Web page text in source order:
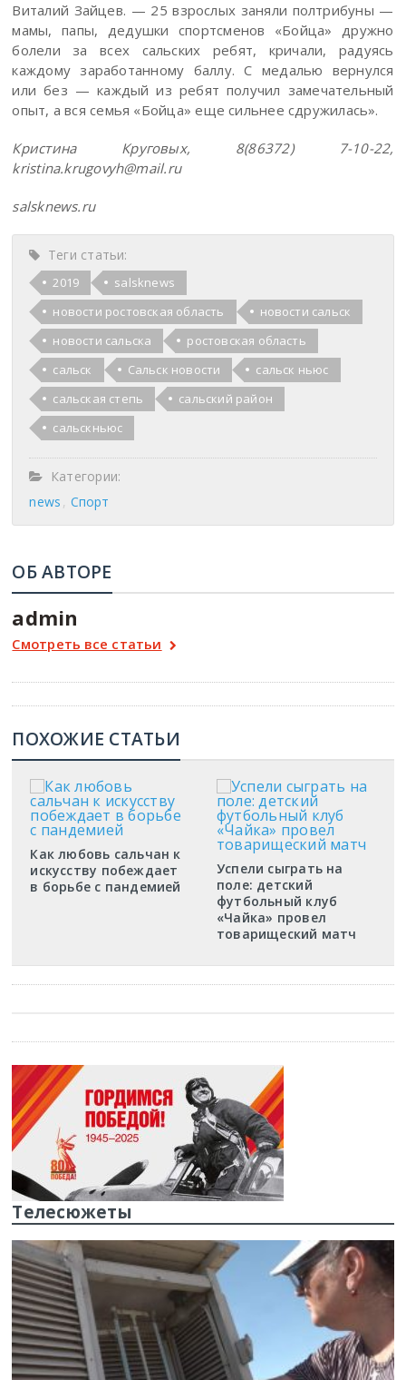
Виталий Зайцев. — 25 взрослых заняли полтрибуны —
мамы, папы, дедушки спортсменов «Бойца» дружно
болели за всех сальских ребят, кричали, радуясь
каждому заработанному баллу. С медалью вернулся
или без — каждый из ребят получил замечательный
опыт, а вся семья «Бойца» еще сильнее сдружилась».
Кристина Круговых, 8(86372) 7-10-22,
kristina.krugovyh@mail.ru
salsknews.ru
Теги статьи:
2019
salsknews
новости ростовская область
новости сальск
новости сальска
ростовская область
сальск
Сальск новости
сальск ньюс
сальская степь
сальский район
сальскньюс
Категории:
news
Спорт
ОБ АВТОРЕ
admin
Смотреть все статьи
ПОХОЖИЕ СТАТЬИ
Как любовь сальчан к
искусству побеждает
в борьбе с пандемией
Успели сыграть на
поле: детский
футбольный клуб
«Чайка» провел
товарищеский матч
Телесюжеты